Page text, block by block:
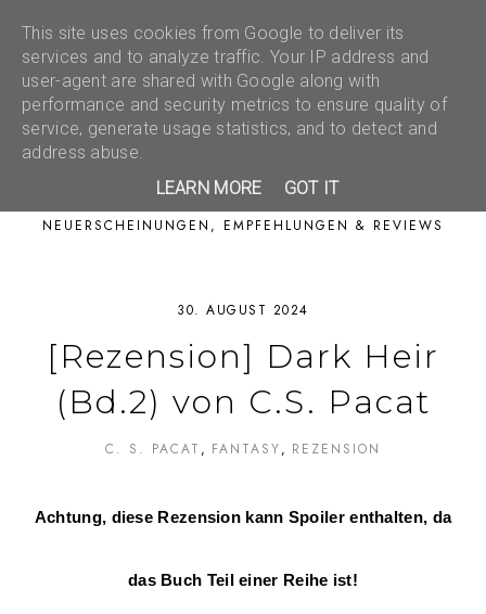
NEUERSCHEINUNGEN, EMPFEHLUNGEN & REVIEWS
30. AUGUST 2024
[Rezension] Dark Heir
(Bd.2) von C.S. Pacat
C. S. PACAT FANTASY REZENSION
Achtung, diese Rezension kann Spoiler enthalten, da
das Buch Teil einer Reihe ist!
This site uses cookies from Google to deliver its
services and to analyze traffic. Your IP address and
user-agent are shared with Google along with
performance and security metrics to ensure quality of
service, generate usage statistics, and to detect and
address abuse.
LEARN MORE
GOT IT